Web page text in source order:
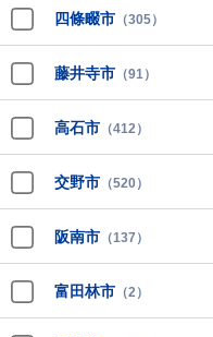
四條畷市 （305）
藤井寺市 （91）
高石市 （412）
交野市 （520）
阪南市 （137）
富田林市 （2）